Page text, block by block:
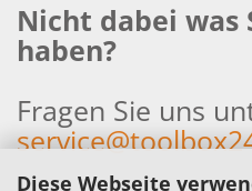
Diese Webseite
Nicht dabei was
haben?
Fragen Sie uns